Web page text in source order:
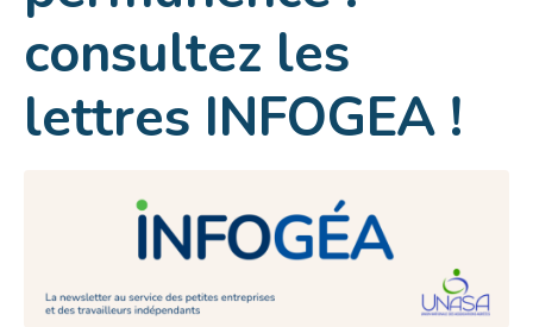
consultez les
lettres INFOGEA !